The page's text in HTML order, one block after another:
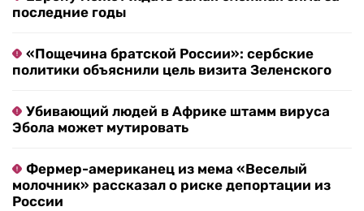
последние годы
«Пощечина братской России»: сербские
политики объяснили цель визита Зеленского
Убивающий людей в Африке штамм вируса
Эбола может мутировать
Фермер-американец из мема «Веселый
молочник» рассказал о риске депортации из
России